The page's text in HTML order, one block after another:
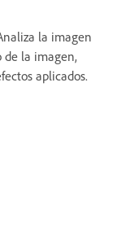
la imagen
la imagen,
aplicados.